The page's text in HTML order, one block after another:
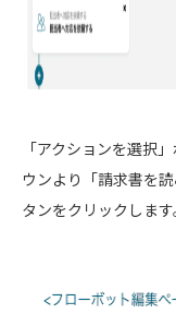
「アクションを選択
ウンより「請求書を
タンをクリックします